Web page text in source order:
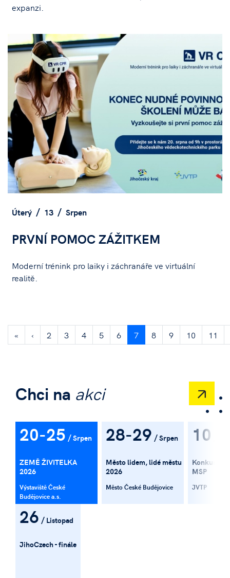
expanzi.
Úterý 13 Srpen
PRVNÍ POMOC ZÁŽITKEM
Moderní trénink pro laiky i záchranáře ve virtuální
realitě.
« ‹ 2 3 4 5 6 7 8 9 10 11
Chci na akci
20-25
Srpen
ZEMĚ ŽIVITELKA
2026
Výstaviště České
Budějovice a.s.
28-29 Srpen
Město lidem, lidé městu
2026
Město České Budějovice
10
MSP
JVTP
26 Listopad
JihoCzech - finále